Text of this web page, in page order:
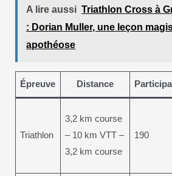
A lire aussi Triathlon Cross à
: Dorian Muller, une leçon
apothéose
Épreuve Distance
Triathlon
3,2 km course
– 10 km VTT –
3,2 km course
190